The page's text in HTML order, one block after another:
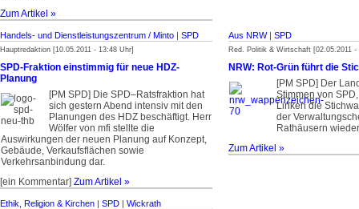
Zum Artikel »
Handels- und Dienstleistungszentrum / Minto | SPD
Hauptredaktion [10.05.2011 - 13:48 Uhr]
SPD-Fraktion einstimmig für neue HDZ-
Planung
[PM SPD] Die SPD–Ratsfraktion hat
sich gestern Abend intensiv mit den
Planungen des HDZ beschäftigt. Herr
Wölfer von mfi stellte die
Auswirkungen der neuen Planung auf Konzept,
Gebäude, Verkaufsflächen sowie
Verkehrsanbindung dar.
[ein Kommentar] Zum Artikel »
Aus NRW| SPD
Red. Politik & Wirtschaft [02.05.2011 -
NRW: Rot-Grün führt die
[PM SPD] Der
Stimmen von
Linken die
der
Rathäusern
Zum Artikel »
Ethik, Religion & Kirchen | SPD | Wickrath